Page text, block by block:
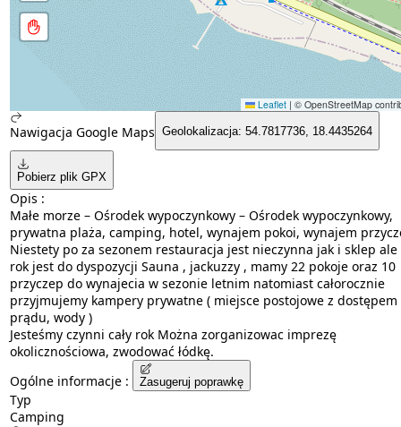
Leaflet | © OpenStreetMap
Nawigacja Google Maps Geolokalizacja: 54.7817736, 18.4435264
Pobierz plik GPX
Opis :
Małe morze – Ośrodek wypoczynkowy – Ośrodek wypoczynkowy,
prywatna plaża, camping, hotel, wynajem pokoi, wynajem
Niestety po za sezonem restauracja jest nieczynna jak i sklep ale
rok jest do dyspozycji Sauna , jackuzzy , mamy 22 pokoje oraz 10
przyczep do wynajecia w sezonie letnim natomiast całorocznie
przyjmujemy kampery prywatne ( miejsce postojowe z dostępem
prądu, wody )
Jesteśmy czynni cały rok Można zorganizowac imprezę
okolicznościowa, zwodować łódkę.
Ogólne informacje :
Zasugeruj poprawkę
Typ
Camping